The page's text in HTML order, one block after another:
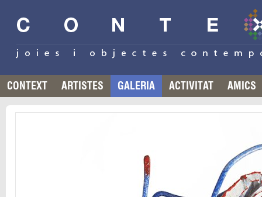
CONTEXT ARTISTES GALERIA ACTIVITAT AMICS